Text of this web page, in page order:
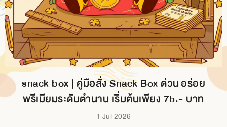
snack box | คู่มือสั่ง Snack Box ด่วน อร่อย
พรีเมียมระดับตำนาน เริ่มต้นเพียง 75.- บาท
1 Jul 2026